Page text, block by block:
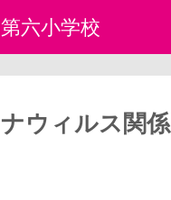
六小学校
ウィルス関係